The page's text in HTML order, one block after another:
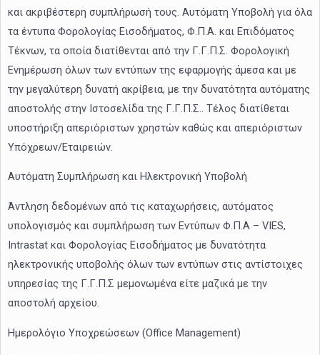
και ακριβέστερη συμπλήρωσή τους. Αυτόματη Υποβολή για όλα
τα έντυπα Φορολογίας Εισοδήματος, Φ.Π.Α. και Επιδόματος
Τέκνων, τα οποία διατίθενται από την Γ.Γ.Π.Σ. Φορολογική
Ενημέρωση όλων των εντύπων της εφαρμογής άμεσα και με
την μεγαλύτερη δυνατή ακρίβεια, με την δυνατότητα αυτόματης
αποστολής στην Ιστοσελίδα της Γ.Γ.Π.Σ.. Τέλος διατίθεται
υποστήριξη απεριόριστων χρηστών καθώς και απεριόριστων
Υπόχρεων/Εταιρειών.
Αυτόματη Συμπλήρωση και Ηλεκτρονική Υποβολή
Άντληση δεδομένων από τις καταχωρήσεις, αυτόματος
υπολογισμός και συμπλήρωση των Εντύπων Φ.Π.Α – VIES,
Intrastat και Φορολογίας Εισοδήματος με δυνατότητα
ηλεκτρονικής υποβολής όλων των εντύπων στις αντίστοιχες
υπηρεσίας της Γ.Γ.Π.Σ μεμονωμένα είτε μαζικά με την
αποστολή αρχείου.
Ημερολόγιο Υποχρεώσεων (Office Management)